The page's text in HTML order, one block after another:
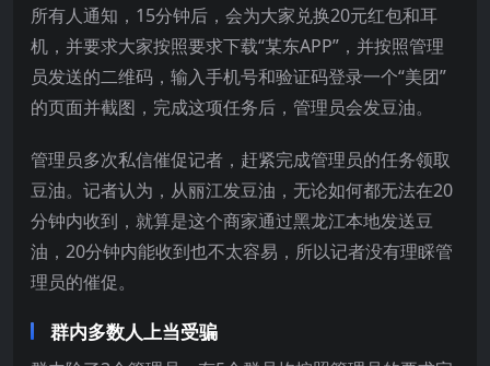
所有人通知，15分钟后，会为大家兑换20元红包和耳
机，并要求大家按照要求下载“某东APP”，并按照管理
员发送的二维码，输入手机号和验证码登录一个“美团”
的页面并截图，完成这项任务后，管理员会发豆油。
管理员多次私信催促记者，赶紧完成管理员的任务领取
豆油。记者认为，从丽江发豆油，无论如何都无法在20
分钟内收到，就算是这个商家通过黑龙江本地发送豆
油，20分钟内能收到也不太容易，所以记者没有理睬管
理员的催促。
群内多数人上当受骗